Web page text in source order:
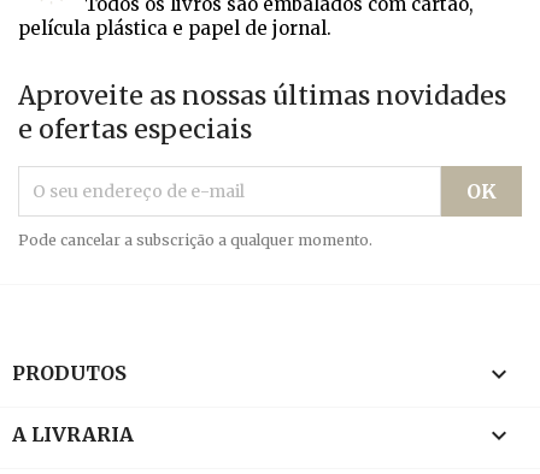
película plástica e papel de jornal.
Aproveite as nossas últimas novidades
e ofertas especiais
Pode cancelar a subscrição a qualquer momento.
PRODUTOS 
A LIVRARIA 